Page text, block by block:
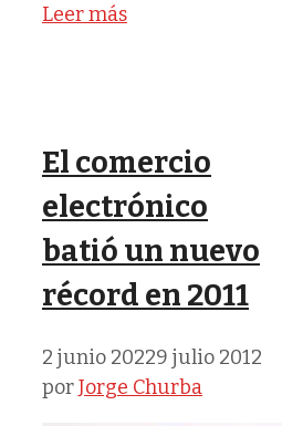
Leer más
El comercio
electrónico
batió un nuevo
récord en 2011
2 junio 20229 julio 2012
porJorge Churba